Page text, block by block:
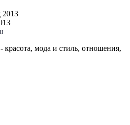
мода и стиль, отношения,